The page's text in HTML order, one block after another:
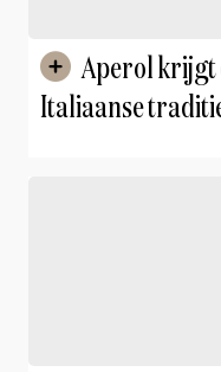
Italiaanse